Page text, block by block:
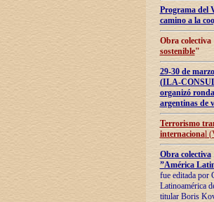
Programa del
camino a la
Obra
sostenible"
29-30 de
(ILA-
organizó
argentinas de
Terrorismo
internacional
Obra colectiva
”América
fue editada por
Latinoamérica
titular Boris